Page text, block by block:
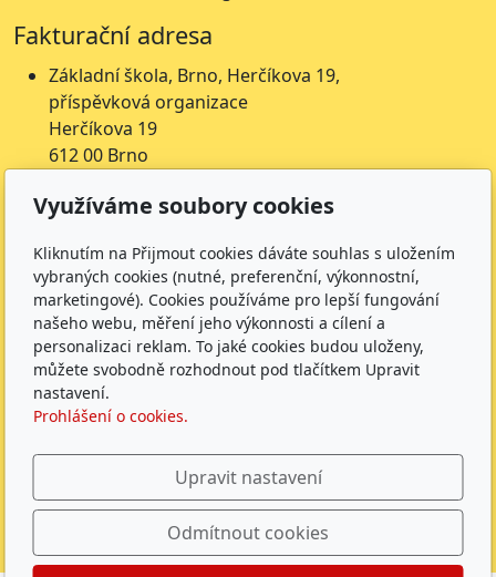
Fakturační adresa
Základní škola, Brno, Herčíkova 19,
příspěvková organizace
Herčíkova 19
612 00 Brno
Nejsme plátci DPH
Čísla účtů
Škola: 27225621/0100
Jídelna: 1027831896/0100
Sledujte nás
ZŠ Herčíkova 2026 |GDPR|Whistleblowing|Povinně
zveřejňované údaje|
Využíváme soubory cookies
Kliknutím na Přijmout cookies dáváte souhlas s uložením
vybraných cookies (nutné, preferenční, výkonnostní,
marketingové). Cookies používáme pro lepší fungování
našeho webu, měření jeho výkonnosti a cílení a
personalizaci reklam. To jaké cookies budou uloženy,
můžete svobodně rozhodnout pod tlačítkem Upravit
nastavení.
Prohlášení o cookies.
Upravit nastavení
Odmítnout cookies